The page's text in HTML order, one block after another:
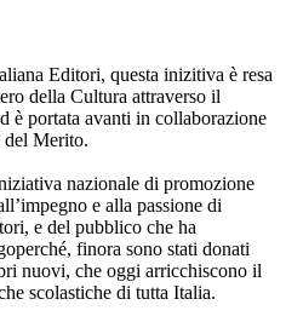
Editori, questa inizitiva è resa
della Cultura attraverso il
è portata avanti in collaborazione
del Merito.
nazionale di promozione
e alla passione di
e del pubblico che ha
finora sono stati donati
nuovi, che oggi arricchiscono il
scolastiche di tutta Italia.